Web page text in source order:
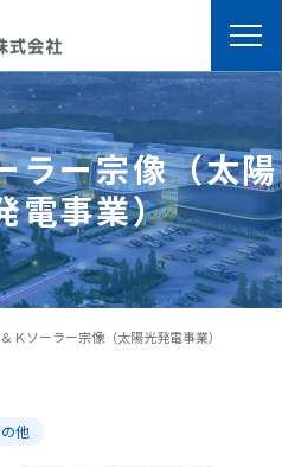
ラー宗像（太陽
電事業）
Ｋソーラー宗像（太陽光発電事業）
他